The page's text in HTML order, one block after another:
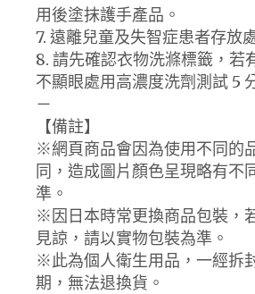
用後塗抹護手產品。
7. 遠離兒童及失智症患者存放
8. 請先確認衣物洗滌標籤，若
不顯眼處用高濃度洗劑測試 5
－
【備註】
※網頁商品會因為使用不同的
同，造成圖片顏色呈現略有不
準。
※因日本時常更換商品包裝，
見諒，請以實物包裝為準。
※此為個人衛生用品，一經拆
期，無法退換貨。